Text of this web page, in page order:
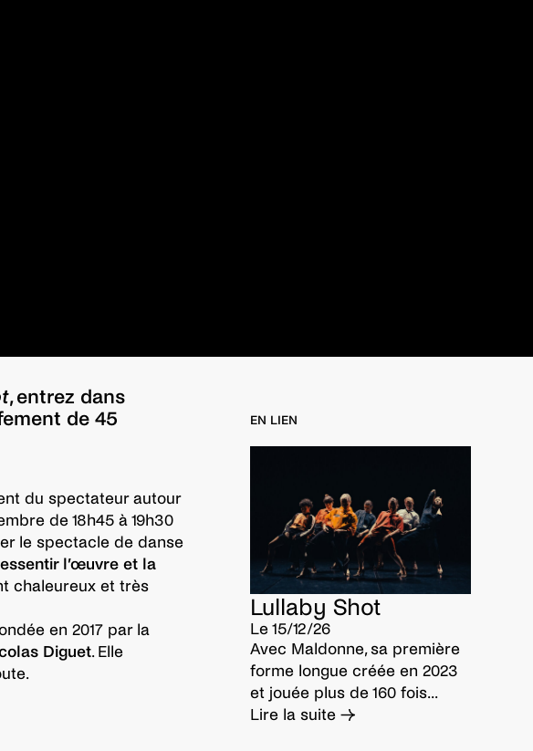
, entrez dans
de 45
du spectateur autour
de 18h45 à 19h30
le spectacle de danse
l’œuvre et la
chaleureux et très
en 2017 par la
Diguet. Elle
EN LIEN
Lullaby Shot
Le 15/12/26
Avec Maldonne, sa première
forme longue créée en 2023
et jouée plus de 160 fois...
Lire la suite →